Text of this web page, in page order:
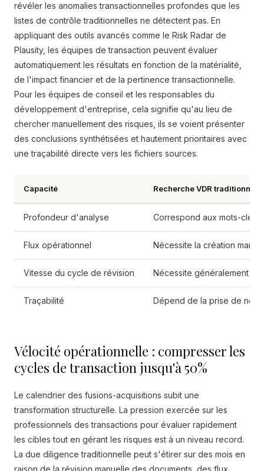
révéler les anomalies transactionnelles profondes que les
listes de contrôle traditionnelles ne détectent pas. En
appliquant des outils avancés comme le Risk Radar de
Plausity, les équipes de transaction peuvent évaluer
automatiquement les résultats en fonction de la matérialité,
de l'impact financier et de la pertinence transactionnelle.
Pour les équipes de conseil et les responsables du
développement d'entreprise, cela signifie qu'au lieu de
chercher manuellement des risques, ils se voient présenter
des conclusions synthétisées et hautement prioritaires avec
une traçabilité directe vers les fichiers sources.
Capacité Recherche VDR traditionnelle
Profondeur d'analyse Correspond aux mots-clés
Flux opérationnel Nécessite la création
Vitesse du cycle de révision Nécessite généralement
Traçabilité Dépend de la prise de
Vélocité opérationnelle : compresser les
cycles de transaction jusqu'à 50%
Le calendrier des fusions-acquisitions subit une
transformation structurelle. La pression exercée sur les
professionnels des transactions pour évaluer rapidement
les cibles tout en gérant les risques est à un niveau record.
La due diligence traditionnelle peut s'étirer sur des mois en